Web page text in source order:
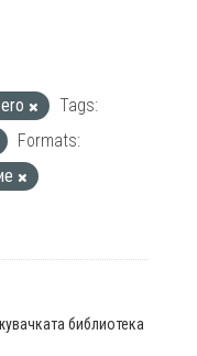
Tags:
Formats:
библиотека